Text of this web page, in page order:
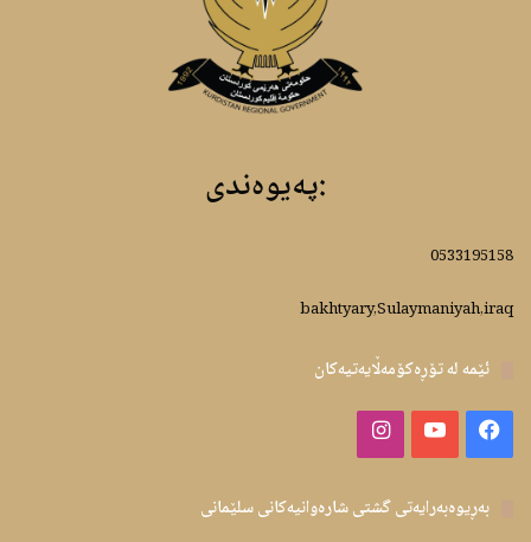
:پەیوەندى
0533195158
bakhtyary,Sulaymaniyah,iraq
ئێمە لە تۆڕەکۆمەڵایەتیەکان
Facebook
YouTube
Instagram
بەڕیوەبەرایەتى گشتى شارەوانیەکانى سلێمانى